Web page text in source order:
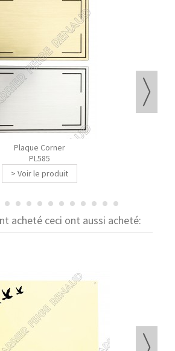
Plaque Corner
PL585
> Voir le produit
acheté ceci ont aussi acheté: